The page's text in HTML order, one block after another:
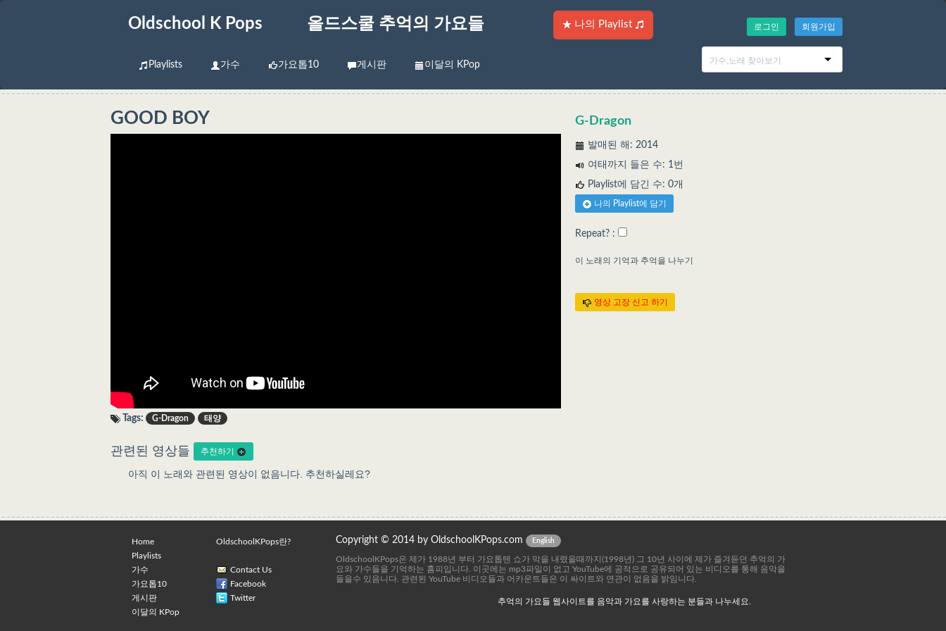
Oldschool K Pops 올드스쿨 추억의 가요들 나의 Playlist 로그인 회원가입
Playlists 가수 가요톱10 게시판 이달의 KPop
GOOD BOY
Tags: G-Dragon 태양
G-Dragon
발매된 해: 2014
여태까지 들은 수: 1번
Playlist에 담긴 수: 0개
나의 Playlist에 담기
Repeat? :
이 노래의 기억과 추억을 나누기
영상 고장 신고 하기
관련된 영상들 추천하기
아직 이 노래와 관련된 영상이 없음니다. 추천하실레요?
Home
Playlists
가수
가요톱10
게시판
이달의 KPop
OldschoolKPops란?
Contact Us
Facebook
Twitter
Copyright © 2014 by OldschoolKPops.com English
OldschoolKPops은 제가 1988년 부터 가요톱텐 쇼가 막을 내렸을때까지(1998년) 그 10년 사이에 제가 즐겨듣던 추억의 가
요와 가수들을 기억하는 홈피입니다. 이곳에는 mp3파일이 없고 YouTube에 공적으로 공유되어 있는 비디오를 통해 음악을
들을수 있음니다. 관련된 YouTube 비디오들과 어카운트들은 이 싸이트와 연관이 없음을 밝임니다.
추억의 가요들 웹사이트를 음악과 가요를 사랑하는 분들과 나누세요.